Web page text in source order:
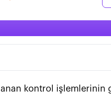
kontrol işlemlerinin